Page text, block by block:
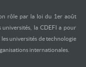
rôle par la loi du 1er août
universités, la CDEFI a pour
universités de technologie
internationales.